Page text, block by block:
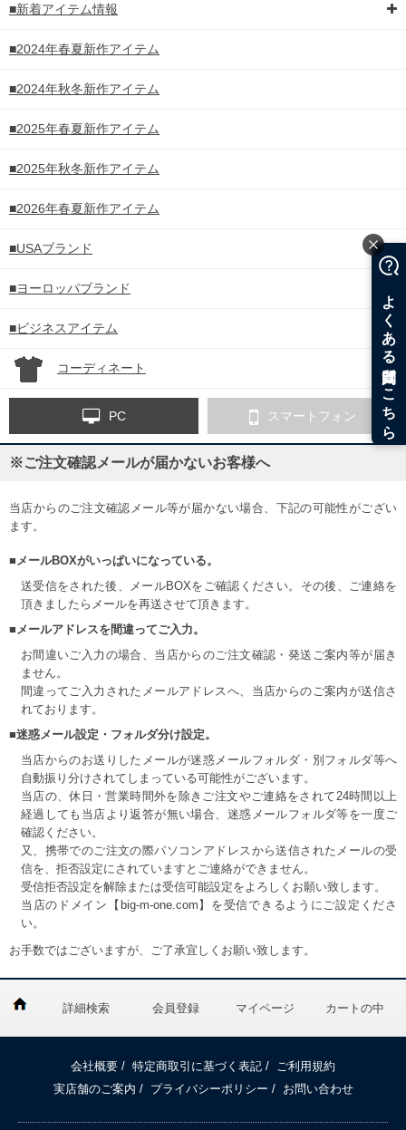
■新着アイテム情報
■2024年春夏新作アイテム
■2024年秋冬新作アイテム
■2025年春夏新作アイテム
■2025年秋冬新作アイテム
■2026年春夏新作アイテム
■USAブランド
■ヨーロッパブランド
■ビジネスアイテム
コーディネート
PC スマートフォン
※ご注文確認メールが届かないお客様へ
当店からのご注文確認メール等が届かない場合、下記の可能性がござい
ます。
■メールBOXがいっぱいになっている。
送受信をされた後、メールBOXをご確認ください。その後、ご連絡を
頂きましたらメールを再送させて頂きます。
■メールアドレスを間違ってご入力。
お間違いご入力の場合、当店からのご注文確認・発送ご案内等が届き
ません。
間違ってご入力されたメールアドレスへ、当店からのご案内が送信さ
れております。
■迷惑メール設定・フォルダ分け設定。
当店からのお送りしたメールが迷惑メールフォルダ・別フォルダ等へ
自動振り分けされてしまっている可能性がございます。
当店の、休日・営業時間外を除きご注文やご連絡をされて24時間以上
経過しても当店より返答が無い場合、迷惑メールフォルダ等を一度ご
確認ください。
又、携帯でのご注文の際パソコンアドレスから送信されたメールの受
信を、拒否設定にされていますとご連絡ができません。
受信拒否設定を解除または受信可能設定をよろしくお願い致します。
当店のドメイン【big-m-one.com】を受信できるようにご設定くださ
い。
お手数ではございますが、ご了承宜しくお願い致します。
詳細検索 会員登録 マイページ カートの中
会社概要 / 特定商取引に基づく表記 /
ご利用規約
実店舗のご案内 / プライバシーポリシー / お問い合わせ